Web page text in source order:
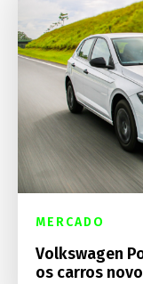
MERCADO
Volkswagen
os carros